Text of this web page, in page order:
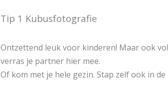
Tip 1 Kubusfotografie
Ontzettend leuk voor kinderen! Maar ook
verras je partner hier mee.
Of kom met je hele gezin. Stap zelf ook in